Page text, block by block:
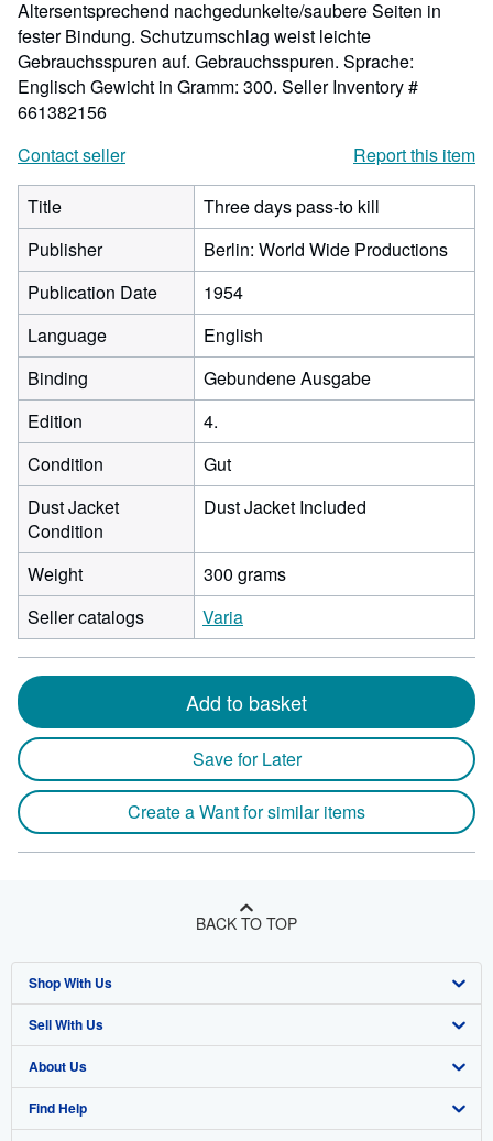
Altersentsprechend nachgedunkelte/saubere Seiten in
fester Bindung. Schutzumschlag weist leichte
Gebrauchsspuren auf. Gebrauchsspuren. Sprache:
Englisch Gewicht in Gramm: 300. Seller Inventory #
661382156
Contact seller
Report this item
Title
Three days pass-to kill
Publisher
Berlin: World Wide Productions
Publication Date
1954
Language
English
Binding
Gebundene Ausgabe
Edition
4.
Condition
Gut
Dust Jacket
Condition
Dust Jacket Included
Weight
300 grams
Seller catalogs
Varia
Add to basket
Save for Later
Create a Want for similar items
BACK TO TOP
Shop With Us
Advanced Search
Browse Collections
My Account
Sell With Us
Start Selling
Join Our Affiliate Program
About Us
About AbeBooks
Find Help